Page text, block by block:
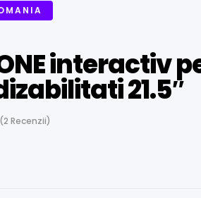
interactiv
21.5″
(2 Recenzii)